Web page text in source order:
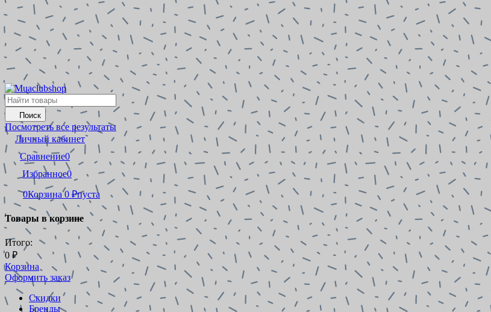
Поиск
Посмотреть все результаты
Личный кабинет
Сравнение0
Избранное0
0Корзина0 ₽пуста
Товары в корзине
Итого:
0 ₽
Корзина
Оформить заказ
Скидки
Бренды